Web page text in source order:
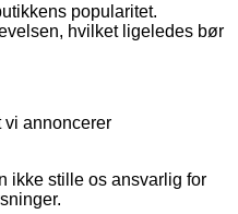
popularitet.
hvilket ligeledes bør
annoncerer
ikke stille os ansvarlig for